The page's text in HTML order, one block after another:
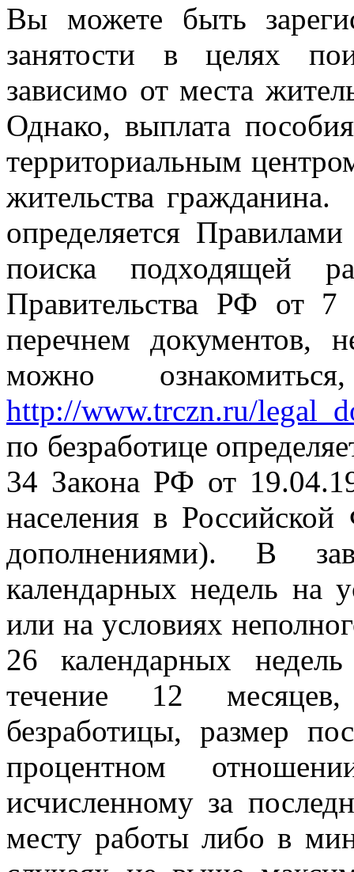
Вы можете быть
занятости в целях
зависимо от места
Однако, выплата
территориальным
жительства
определяется
поиска подходящей
Правительства РФ от
перечнем документов,
можно
http://www.trczn.ru/
по безработице
34 Закона РФ от
населения в
дополнениями). В
календарных недель на
или на условиях
26 календарных
течение 12 месяцев,
безработицы, размер
процентном
исчисленному за
месту работы либо в